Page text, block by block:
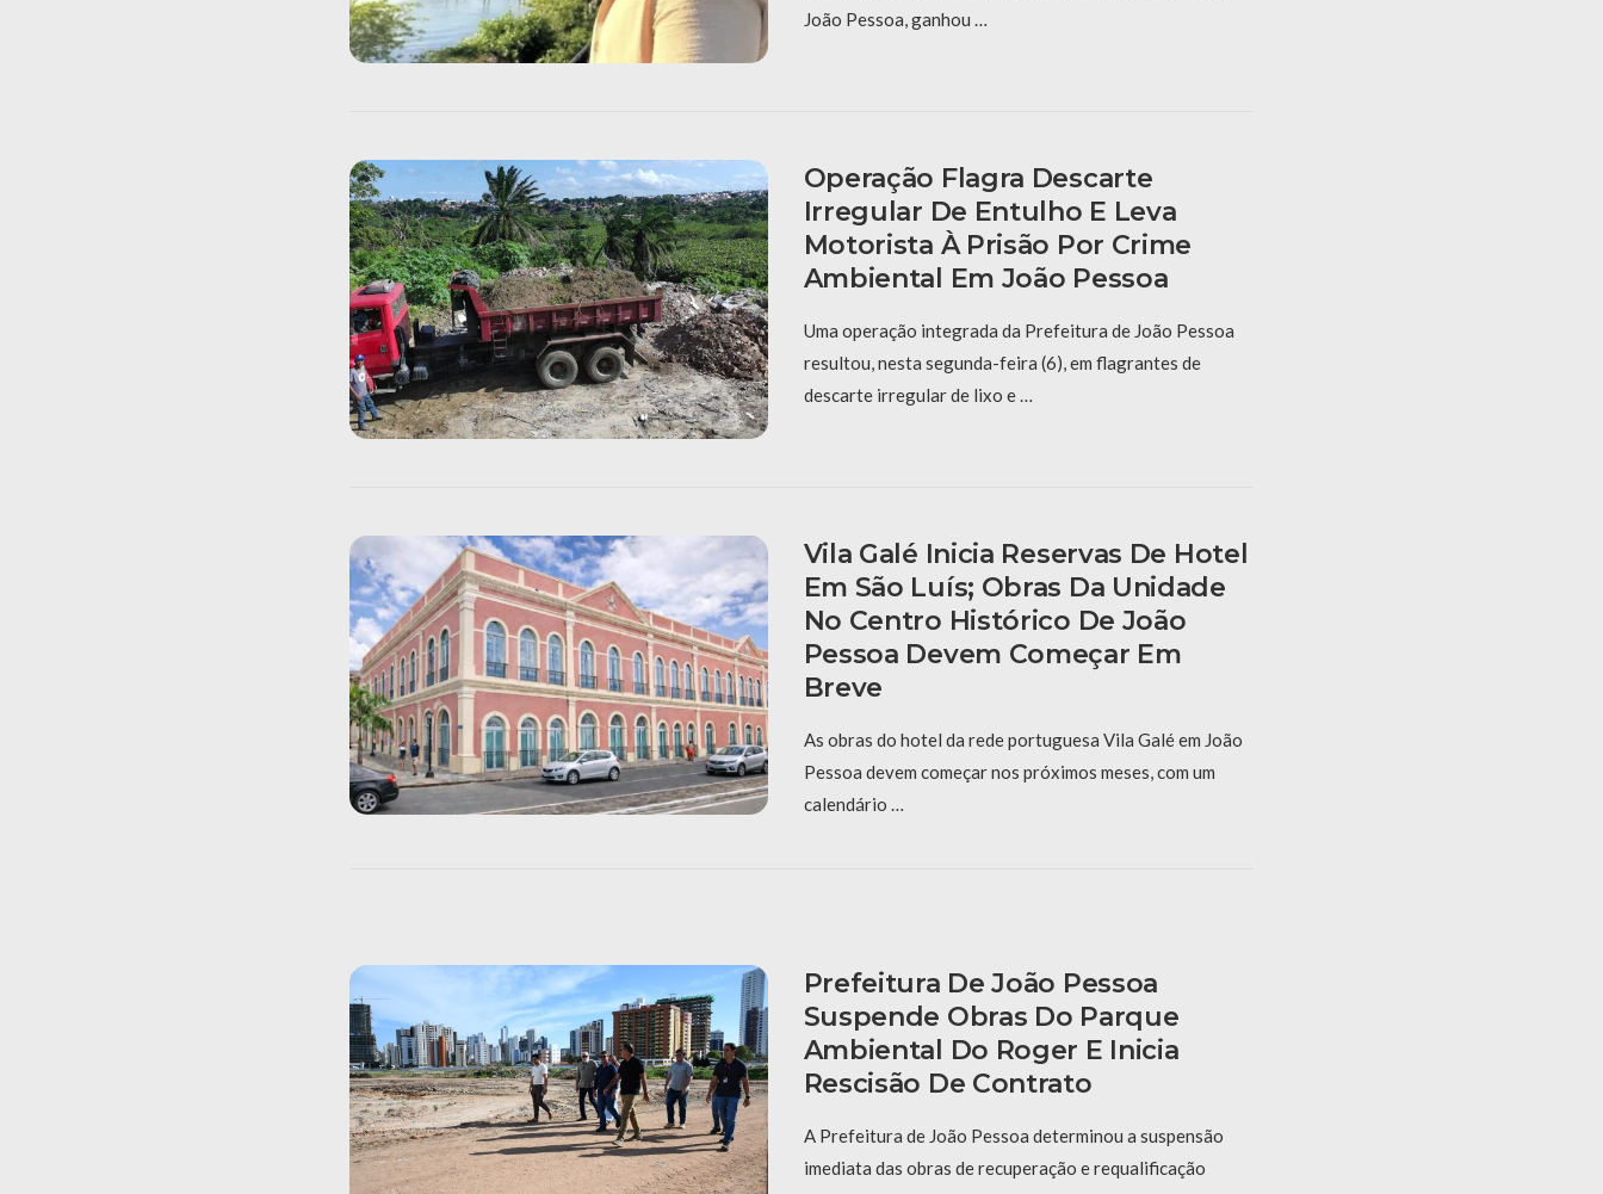
João Pessoa, ganhou …
Operação Flagra Descarte
Irregular De Entulho E Leva
Motorista À Prisão Por Crime
Ambiental Em João Pessoa
Uma operação integrada da Prefeitura de João Pessoa
resultou, nesta segunda-feira (6), em flagrantes de
descarte irregular de lixo e …
Vila Galé Inicia Reservas De Hotel
Em São Luís; Obras Da Unidade
No Centro Histórico De João
Pessoa Devem Começar Em
Breve
As obras do hotel da rede portuguesa Vila Galé em João
Pessoa devem começar nos próximos meses, com um
calendário …
Prefeitura De João Pessoa
Suspende Obras Do Parque
Ambiental Do Roger E Inicia
Rescisão De Contrato
A Prefeitura de João Pessoa determinou a suspensão
imediata das obras de recuperação e requalificação